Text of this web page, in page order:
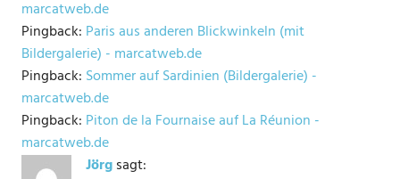
marcatweb.de
Pingback: Paris aus anderen Blickwinkeln (mit
Bildergalerie) - marcatweb.de
Pingback: Sommer auf Sardinien (Bildergalerie) -
marcatweb.de
Pingback: Piton de la Fournaise auf La Réunion -
marcatweb.de
Jörgsagt: